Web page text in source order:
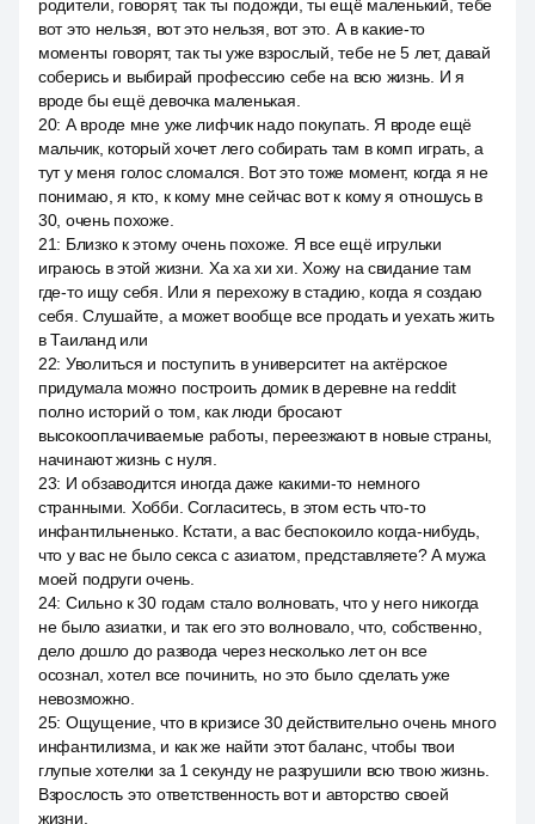
родители, говорят, так ты подожди, ты ещё маленький, тебе
вот это нельзя, вот это нельзя, вот это. А в какие-то
моменты говорят, так ты уже взрослый, тебе не 5 лет, давай
соберись и выбирай профессию себе на всю жизнь. И я
вроде бы ещё девочка маленькая.
20: А вроде мне уже лифчик надо покупать. Я вроде ещё
мальчик, который хочет лего собирать там в комп играть, а
тут у меня голос сломался. Вот это тоже момент, когда я не
понимаю, я кто, к кому мне сейчас вот к кому я отношусь в
30, очень похоже.
21: Близко к этому очень похоже. Я все ещё игрульки
играюсь в этой жизни. Ха ха хи хи. Хожу на свидание там
где-то ищу себя. Или я перехожу в стадию, когда я создаю
себя. Слушайте, а может вообще все продать и уехать жить
в Таиланд или
22: Уволиться и поступить в университет на актёрское
придумала можно построить домик в деревне на reddit
полно историй о том, как люди бросают
высокооплачиваемые работы, переезжают в новые страны,
начинают жизнь с нуля.
23: И обзаводится иногда даже какими-то немного
странными. Хобби. Согласитесь, в этом есть что-то
инфантильненько. Кстати, а вас беспокоило когда-нибудь,
что у вас не было секса с азиатом, представляете? А мужа
моей подруги очень.
24: Сильно к 30 годам стало волновать, что у него никогда
не было азиатки, и так его это волновало, что, собственно,
дело дошло до развода через несколько лет он все
осознал, хотел все починить, но это было сделать уже
невозможно.
25: Ощущение, что в кризисе 30 действительно очень много
инфантилизма, и как же найти этот баланс, чтобы твои
глупые хотелки за 1 секунду не разрушили всю твою жизнь.
Взрослость это ответственность вот и авторство своей
жизни.